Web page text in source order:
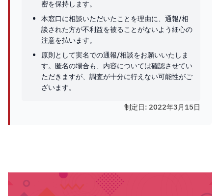
密を保持します。
本窓口に相談いただいたことを理由に、通報/相
談された方が不利益を被ることがないよう細心の
注意を払います。
原則として実名での通報/相談をお願いいたしま
す。匿名の場合も、内容については確認させてい
ただきますが、調査が十分に行えない可能性がご
ざいます。
制定日: 2022年3月15日